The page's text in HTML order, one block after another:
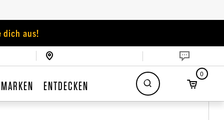
dich aus!
MARKEN ENTDECKEN
0